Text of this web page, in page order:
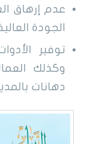
عدم إرهاق
الجودة
توفير
وكذلك
دهانات